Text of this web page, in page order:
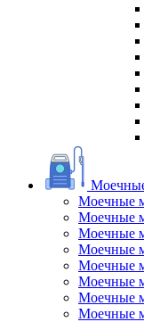
Моечные
Моечные
Моечные
Моечные
Моечные
Моечные
Моечные
Моечные